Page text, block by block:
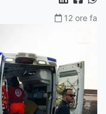
12 ore fa